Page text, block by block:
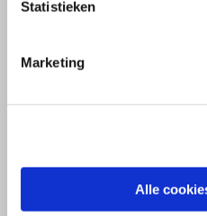
Statistieken
Marketing
Alle